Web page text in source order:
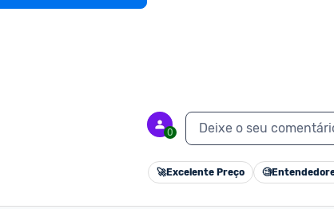
0 Deixe o seu
🚀Excelente Preço 🧐